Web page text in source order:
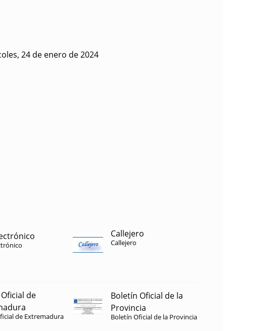
24 de enero de 2024
Callejero
Callejero
de
de Extremadura
Boletín Oficial de la
Provincia
Boletín Oficial de la Provincia